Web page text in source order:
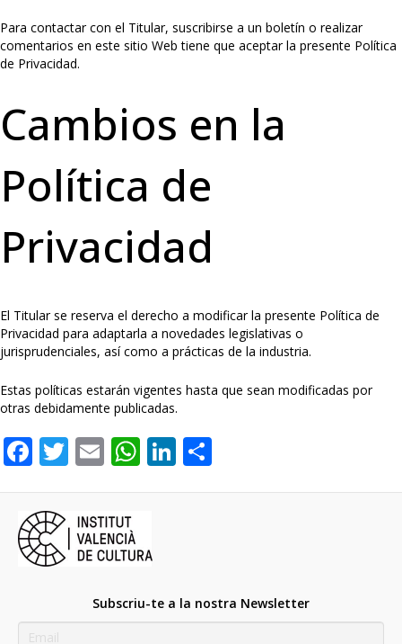
Para contactar con el Titular, suscribirse a un boletín o realizar
comentarios en este sitio Web tiene que aceptar la presente Política
de Privacidad.
Cambios en la
Política de
Privacidad
El Titular se reserva el derecho a modificar la presente Política de
Privacidad para adaptarla a novedades legislativas o
jurisprudenciales, así como a prácticas de la industria.
Estas políticas estarán vigentes hasta que sean modificadas por
otras debidamente publicadas.
F
e
b
o
k
T
itt
er
E
ai
l
W
A
p
p
Li
n te
ix
Subscriu-te a la nostra Newsletter